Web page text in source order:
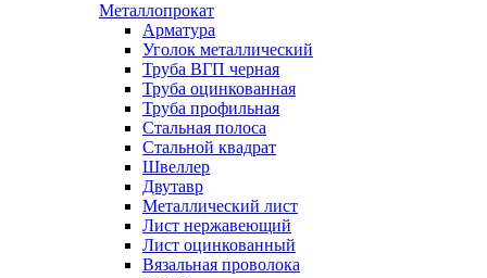
Металлопрокат
Арматура
Уголок металлический
Труба ВГП черная
Труба оцинкованная
Труба профильная
Стальная полоса
Стальной квадрат
Швеллер
Двутавр
Металлический лист
Лист нержавеющий
Лист оцинкованный
Вязальная проволока